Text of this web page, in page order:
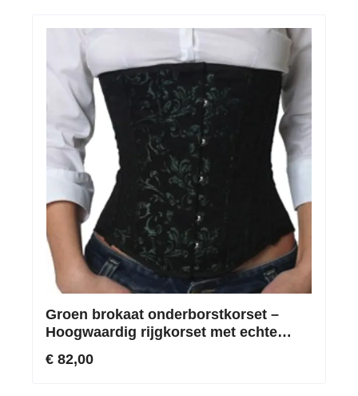
Groen brokaat onderborstkorset –
Hoogwaardig rijgkorset met echte
€ 82,00